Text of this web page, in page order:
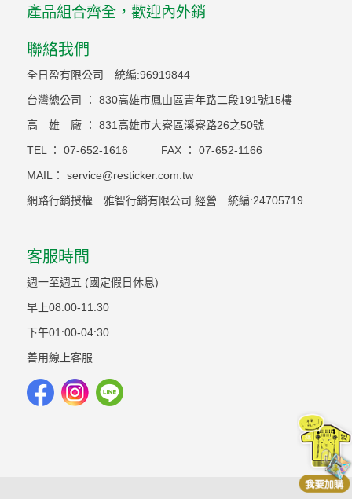
產品組合齊全，歡迎內外銷
聯絡我們
全日盈有限公司 統編:96919844
台灣總公司 ： 830高雄市鳳山區青年路二段191號15樓
高 雄 廠 ： 831高雄市大寮區溪寮路26之50號
TEL ： 07-652-1616 FAX ： 07-652-1166
MAIL： service@resticker.com.tw
網路行銷授權 雅智行銷有限公司 經營 統編:24705719
客服時間
週一至週五 (國定假日休息)
早上08:00-11:30
下午01:00-04:30
善用線上客服